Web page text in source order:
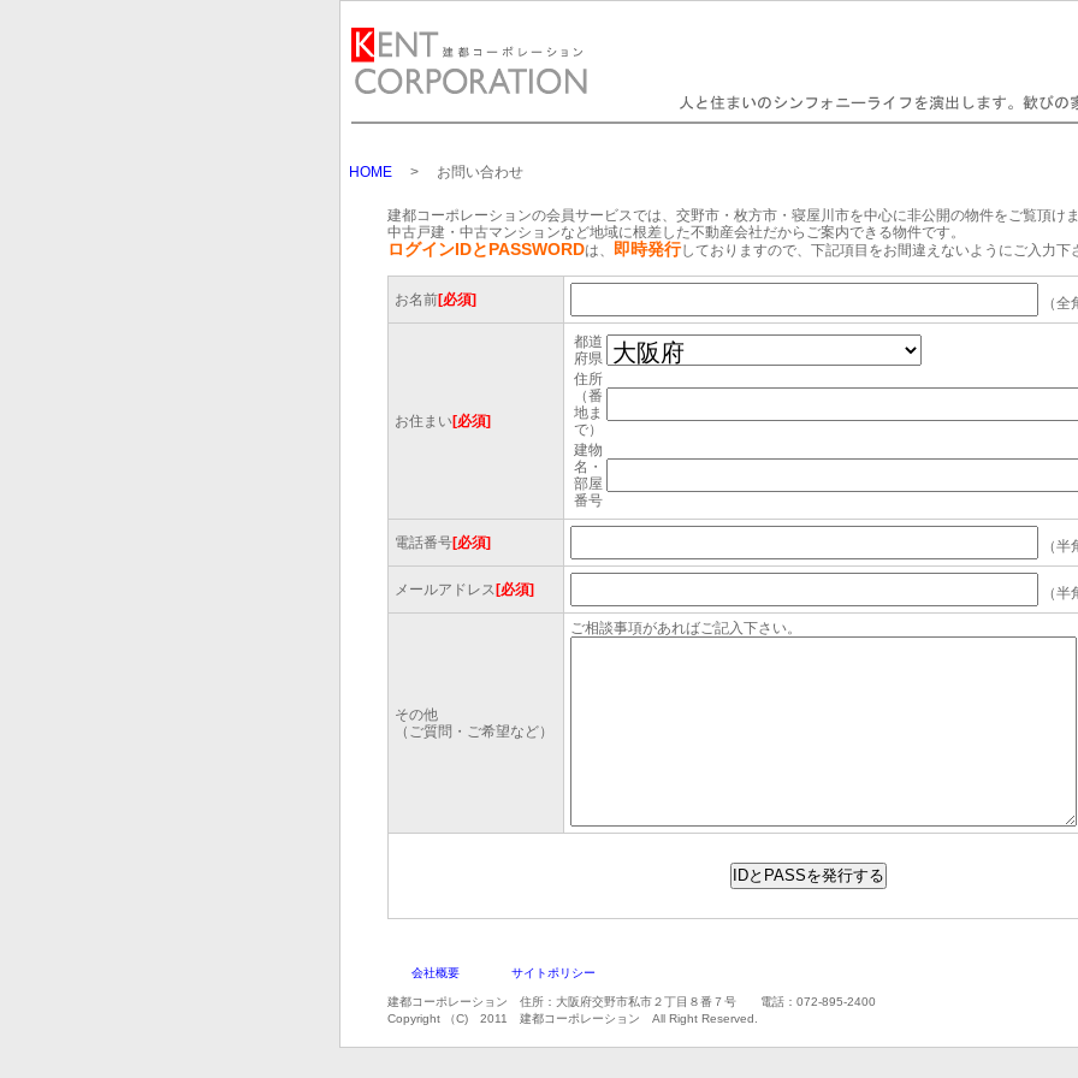
HOME> お問い合わせ
建都コーポレーションの会員サービスでは、交野市・枚方市・寝屋川市を中心に非公開の物件をご覧頂けま
中古戸建・中古マンションなど地域に根差した不動産会社だからご案内できる物件です。
ログインIDとPASSWORDは、 即時発行しておりますので、下記項目をお間違えないようにご入力下
お名前[必須] （全
お住まい[必須]
都道
府県
住所
（番
地ま
で）
建物
名・
部屋
番号
電話番号[必須] （半
メールアドレス [必須] （半
その他
（ご質問・ご希望など）
ご相談事項があればご記入下さい。
会社概要 サイトポリシー
建都コーポレーション 住所：大阪府交野市私市２丁目８番７号 電話：072-895-2400
Copyright （C) 2011 建都コーポレーション All Right Reserved.